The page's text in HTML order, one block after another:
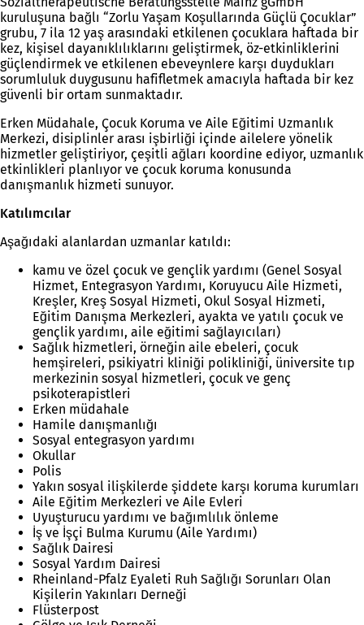
kuruluşuna bağlı “Zorlu Yaşam Koşullarında Güçlü Çocuklar”
grubu, 7 ila 12 yaş arasındaki etkilenen çocuklara haftada bir
kez, kişisel dayanıklılıklarını geliştirmek, öz-etkinliklerini
güçlendirmek ve etkilenen ebeveynlere karşı duydukları
sorumluluk duygusunu hafifletmek amacıyla haftada bir kez
güvenli bir ortam sunmaktadır.
Erken Müdahale, Çocuk Koruma ve Aile Eğitimi Uzmanlık
Merkezi, disiplinler arası işbirliği içinde ailelere yönelik
hizmetler geliştiriyor, çeşitli ağları koordine ediyor, uzmanlık
etkinlikleri planlıyor ve çocuk koruma konusunda
danışmanlık hizmeti sunuyor.
Katılımcılar
Aşağıdaki alanlardan uzmanlar katıldı:
kamu ve özel çocuk ve gençlik yardımı (Genel Sosyal
Hizmet, Entegrasyon Yardımı, Koruyucu Aile Hizmeti,
Kreşler, Kreş Sosyal Hizmeti, Okul Sosyal Hizmeti,
Eğitim Danışma Merkezleri, ayakta ve yatılı çocuk ve
gençlik yardımı, aile eğitimi sağlayıcıları)
Sağlık hizmetleri, örneğin aile ebeleri, çocuk
hemşireleri, psikiyatri kliniği polikliniği, üniversite tıp
merkezinin sosyal hizmetleri, çocuk ve genç
psikoterapistleri
Erken müdahale
Hamile danışmanlığı
Sosyal entegrasyon yardımı
Okullar
Polis
Yakın sosyal ilişkilerde şiddete karşı koruma kurumları
Aile Eğitim Merkezleri ve Aile Evleri
Uyuşturucu yardımı ve bağımlılık önleme
İş ve İşçi Bulma Kurumu (Aile Yardımı)
Sağlık Dairesi
Sosyal Yardım Dairesi
Rheinland-Pfalz Eyaleti Ruh Sağlığı Sorunları Olan
Kişilerin Yakınları Derneği
Flüsterpost